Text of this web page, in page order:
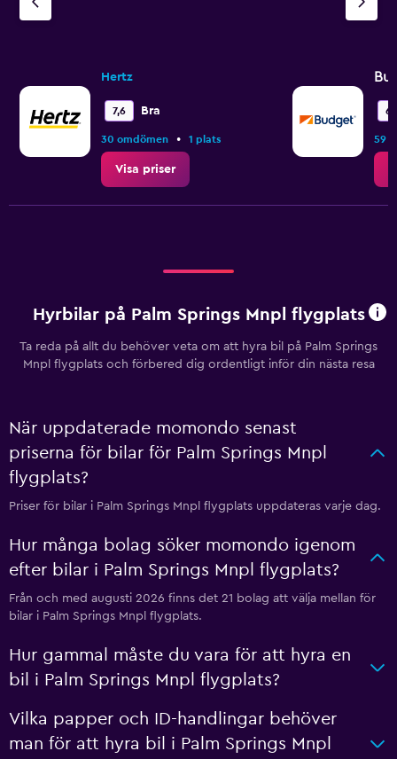
Hertz
7,6 Bra
30 omdömen • 1 plats
Visa priser
59
Hyrbilar på Palm Springs Mnpl flygplats
Ta reda på allt du behöver veta om att hyra bil på Palm Springs
Mnpl flygplats och förbered dig ordentligt inför din nästa resa
När uppdaterade momondo senast
priserna för bilar för Palm Springs Mnpl
flygplats?
Priser för bilar i Palm Springs Mnpl flygplats uppdateras varje dag.
Hur många bolag söker momondo igenom
efter bilar i Palm Springs Mnpl flygplats?
Från och med augusti 2026 finns det 21 bolag att välja mellan för
bilar i Palm Springs Mnpl flygplats.
Hur gammal måste du vara för att hyra en
bil i Palm Springs Mnpl flygplats?
Vilka papper och ID-handlingar behöver
man för att hyra bil i Palm Springs Mnpl